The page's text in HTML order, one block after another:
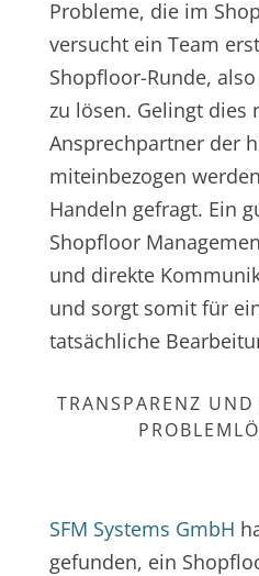
Probleme, die im
versucht ein Team
Shopfloor-Runde,
zu lösen. Gelingt dies
Ansprechpartner der
miteinbezogen
Handeln gefragt. Ein
Shopfloor
und direkte
und sorgt somit für
tatsächliche
TRANSPARENZ
SFM Systems GmbH
gefunden, ein